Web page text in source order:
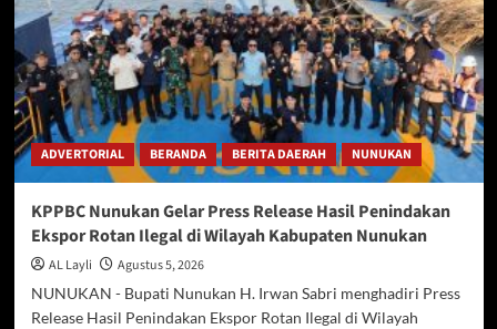
ADVERTORIAL BERANDA BERITA DAERAH NUNUKAN
KPPBC Nunukan Gelar Press Release Hasil Penindakan
Ekspor Rotan Ilegal di Wilayah Kabupaten Nunukan
AL Layli
Agustus 5, 2026
NUNUKAN - Bupati Nunukan H. Irwan Sabri menghadiri Press
Release Hasil Penindakan Ekspor Rotan Ilegal di Wilayah